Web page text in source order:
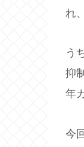
れ
う
抑
年
今